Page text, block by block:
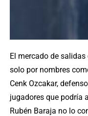
El mercado de
solo por nombres
Cenk Ozcakar,
jugadores que podría
Rubén Baraja no lo